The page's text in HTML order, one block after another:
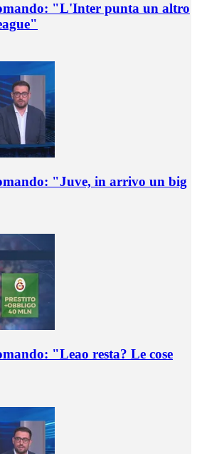
"L'Inter punta un altro
"Juve, in arrivo un big
"Leao resta? Le cose